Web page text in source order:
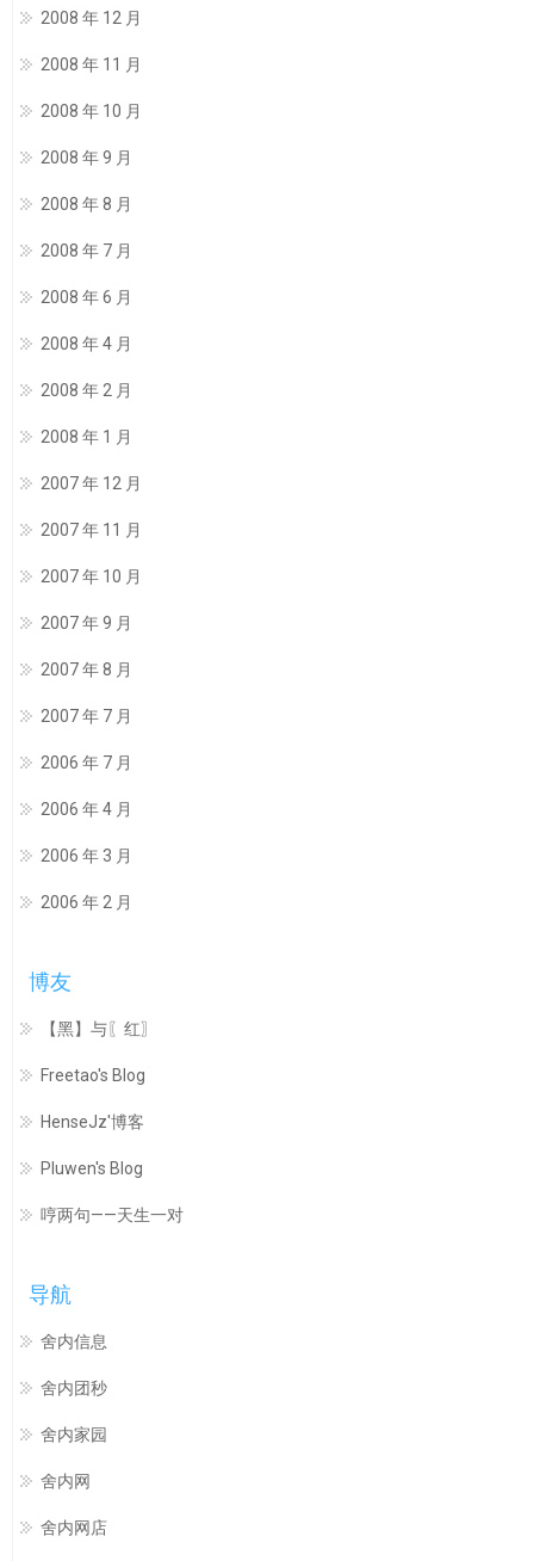
2008 年 12 月
2008 年 11 月
2008 年 10 月
2008 年 9 月
2008 年 8 月
2008 年 7 月
2008 年 6 月
2008 年 4 月
2008 年 2 月
2008 年 1 月
2007 年 12 月
2007 年 11 月
2007 年 10 月
2007 年 9 月
2007 年 8 月
2007 年 7 月
2006 年 7 月
2006 年 4 月
2006 年 3 月
2006 年 2 月
博友
【黑】与〖红〗
Freetao's Blog
HenseJz'博客
Pluwen's Blog
哼两句——天生一对
导航
舍内信息
舍内团秒
舍内家园
舍内网
舍内网店